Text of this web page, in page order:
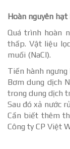
Hoàn nguyên hạt
Quá trình hoàn
thấp. Vật liệu
muối (NaCl).
Tiến hành
Bơm dung dịch
trong dung dịch
Sau đó xả nước
Cần biết thêm
Công ty CP Việt